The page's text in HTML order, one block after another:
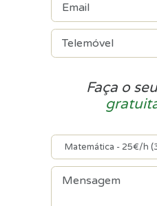
Faça o